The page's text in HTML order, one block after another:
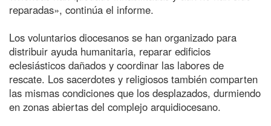
reparadas», continúa el informe.
Los voluntarios diocesanos se han organizado para
distribuir ayuda humanitaria, reparar edificios
eclesiásticos dañados y coordinar las labores de
rescate. Los sacerdotes y religiosos también comparten
las mismas condiciones que los desplazados, durmiendo
en zonas abiertas del complejo arquidiocesano.